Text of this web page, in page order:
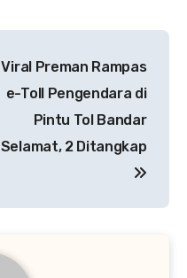
Viral Preman Rampas
e-Toll Pengendara di
Pintu Tol Bandar
Selamat, 2 Ditangkap